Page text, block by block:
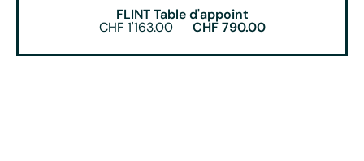
FLINT Table d'appoint
CHF1'163.00 CHF790.00